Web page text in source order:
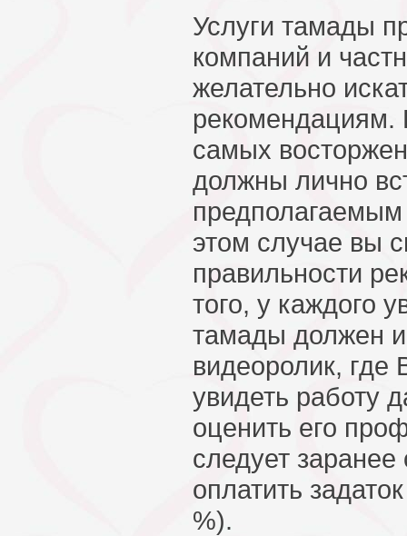
Услуги тамады
компаний и
желательно
рекомендациям.
самых
должны лично
этом случае вы
правильности
того, у каждого
тамады должен
видеоролик,
увидеть работу
оценить его
следует заранее
оплатить
%).